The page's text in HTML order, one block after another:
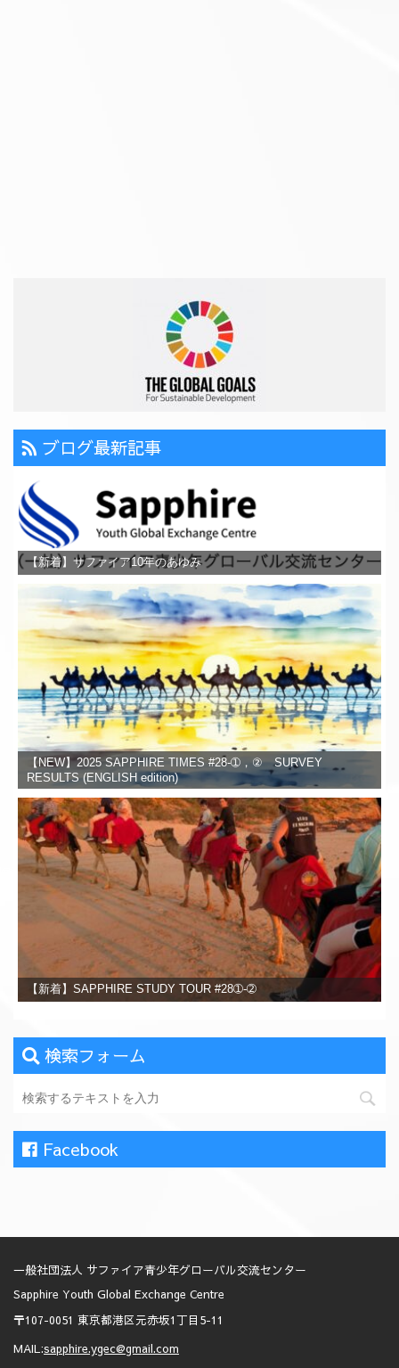
ブログ最新記事
【新着】サファイア10年のあゆみ
【NEW】2025 SAPPHIRE TIMES #28-➀，② SURVEY
RESULTS (ENGLISH edition)
【新着】SAPPHIRE STUDY TOUR #28➀-➁
検索フォーム
Facebook
一般社団法人 サファイア青少年グローバル交流センター
Sapphire Youth Global Exchange Centre
〒107-0051 東京都港区元赤坂1丁目5-11
MAIL:sapphire.ygec@gmail.com